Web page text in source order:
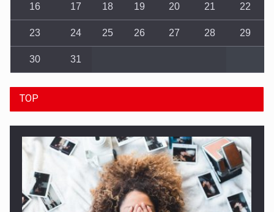
16 17 18 19 20 21 22
23 24 25 26 27 28 29
30 31
TOP